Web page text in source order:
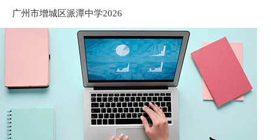
广州市增城区派潭中学2026
年艺术特长生自主招生简章